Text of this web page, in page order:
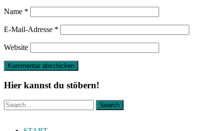
Name *
E-Mail-Adresse *
Website
Hier kannst du stöbern!